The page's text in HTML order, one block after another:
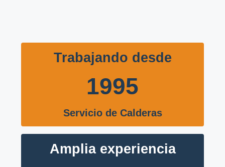
Trabajando desde
1995
Servicio de Calderas
Amplia experiencia